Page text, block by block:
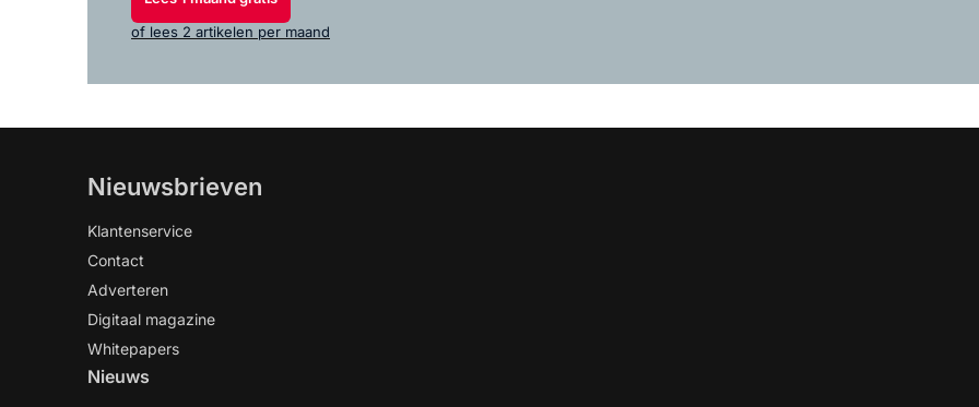
of lees 2 artikelen per maand
Nieuwsbrieven
Klantenservice
Contact
Adverteren
Digitaal magazine
Whitepapers
Nieuws